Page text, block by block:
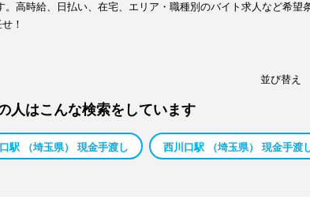
高時給、日払い、在宅、エリア・職種別のバイト求人など希
！
並び替え
人はこんな検索をしています
駅 （埼玉県） 現金手渡し 西川口駅 （埼玉県） 現金手渡